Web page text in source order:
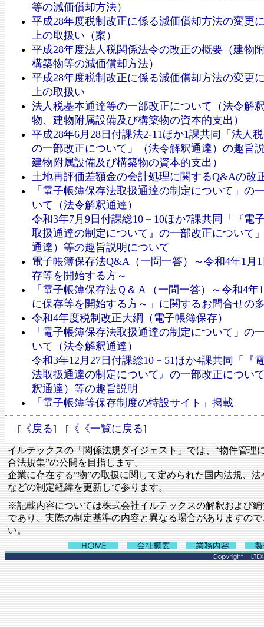
等の減価償却方法）
平成28年度税制改正に係る減価償却方法の変更
上の取扱い（案）
平成28年度法人税関係法令の改正の概要（建物
構築物等の減価償却方法）
平成28年度税制改正に係る減価償却方法の変更
上の取扱い
法人税基本通達等の一部改正について（法令解
物、建物附属設備及び構築物の資本的支出）
平成28年6月28日付課法2-11ほか1課共同「法人
の一部改正について」（法令解釈通達）の趣旨
建物附属設備及び構築物の資本的支出）
土地再評価差額金の会計処理に関するQ&Aの改
「電子帳簿保存法取扱通達の制定について」の
いて（法令解釈通達）
令和3年7月9日付課総10－10ほか7課共同「『電
取扱通達の制定について』の一部改正について
通達）等の趣旨説明について
電子帳簿保存法Q&A（一問一答）～令和4年1月
存等を開始する方～
「電子帳簿保存法Ｑ＆Ａ（一問一答）～令和4年
に保存等を開始する方～」に関するお問合せの
令和4年度税制改正大綱（電子帳簿保存）
「電子帳簿保存法取扱通達の制定について」の
いて（法令解釈通達）
令和3年12月27日付課総10－51ほか4課共同「『
法取扱通達の制定について』の一部改正につい
釈通達）等の趣旨説明
「電子帳簿等保存制度の特設サイト」掲載
[《戻る] [《《一覧に戻る]
イルテックスの「関係法規ダイジェスト」では、“物件管理
合法規集”の公開を目指します。
企業に存在する”物”の取扱に関して定められた国内法規、
などの制定経緯を更新して参ります。
※記載内容については株式会社イルテックスの解釈および
であり、実際の制定基準の内容と異なる場合がありますの
い。